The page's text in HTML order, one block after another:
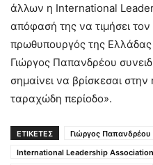
άλλων η International
απόφασή της να τιμήσει
πρωθυπουργός της
Γιώργος Παπανδρέου
σημαίνει να βρίσκεσαι
ταραχώδη περίοδο».
ΕΤΙΚΕΤΕΣ
Γιώργος Παπανδρέου
International Leadership